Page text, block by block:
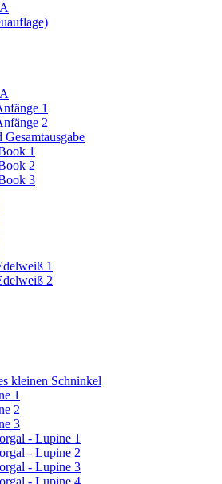
1
2
1
2
3
1
2
kleinen Schninkel
1
2
3
- Lupine 1
- Lupine 2
- Lupine 3
- Lupine 4